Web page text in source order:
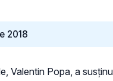
2018
Valentin Popa, a